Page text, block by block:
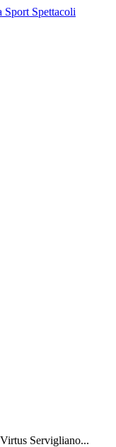
Servigliano...